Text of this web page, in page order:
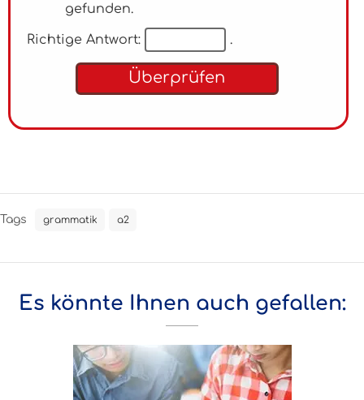
gefunden.
Richtige Antwort: .
Überprüfen
Tags grammatik a2
Es könnte Ihnen auch gefallen: